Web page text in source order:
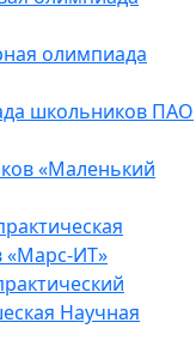
олимпиада
школьников ПАО
«Маленький
«Марс-ИТ»
Научная